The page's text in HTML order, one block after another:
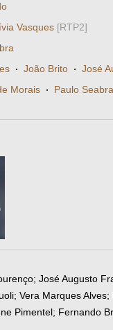
Vasques [RTP2]
· João Brito · José
Morais · Paulo Seabra
José Augusto
Vera Marques
Pimentel; Fernando